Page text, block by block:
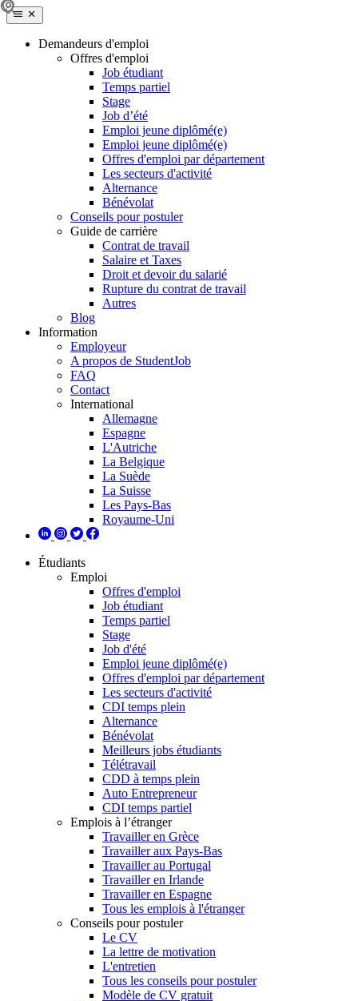
Demandeurs d'emploi
Offres d'emploi
Job étudiant
Temps partiel
Stage
Job d’été
Emploi jeune diplômé(e)
Emploi jeune diplômé(e)
Offres d'emploi par département
Les secteurs d'activité
Alternance
Bénévolat
Conseils pour postuler
Guide de carrière
Contrat de travail
Salaire et Taxes
Droit et devoir du salarié
Rupture du contrat de travail
Autres
Blog
Information
Employeur
A propos de StudentJob
FAQ
Contact
International
Allemagne
Espagne
L'Autriche
La Belgique
La Suède
La Suisse
Les Pays-Bas
Royaume-Uni
Étudiants
Emploi
Offres d'emploi
Job étudiant
Temps partiel
Stage
Job d'été
Emploi jeune diplômé(e)
Offres d'emploi par département
Les secteurs d'activité
CDI temps plein
Alternance
Bénévolat
Meilleurs jobs étudiants
Télétravail
CDD à temps plein
Auto Entrepreneur
CDI temps partiel
Emplois à l’étranger
Travailler en Grèce
Travailler aux Pays-Bas
Travailler au Portugal
Travailler en Irlande
Travailler en Espagne
Tous les emplois à l'étranger
Conseils pour postuler
Le CV
La lettre de motivation
L'entretien
Tous les conseils pour postuler
Modèle de CV gratuit